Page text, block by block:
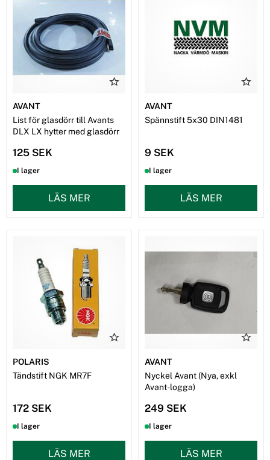
AVANT
List för glasdörr till Avants
DLX LX hytter med glasdörr
125 SEK
I lager
LÄS MER
AVANT
Spännstift 5x30 DIN1481
9 SEK
I lager
LÄS MER
POLARIS
Tändstift NGK MR7F
172 SEK
I lager
LÄS MER
AVANT
Nyckel Avant (Nya, exkl
Avant-logga)
249 SEK
I lager
LÄS MER